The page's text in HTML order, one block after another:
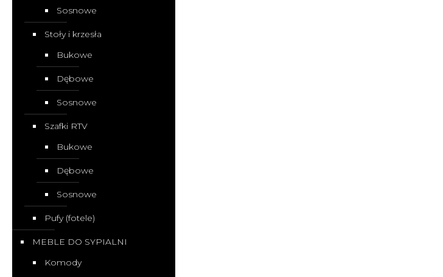
Sosnowe
Stoły i krzesła
Bukowe
Dębowe
Sosnowe
Szafki RTV
Bukowe
Dębowe
Sosnowe
Pufy (fotele)
MEBLE DO SYPIALNI
Komody